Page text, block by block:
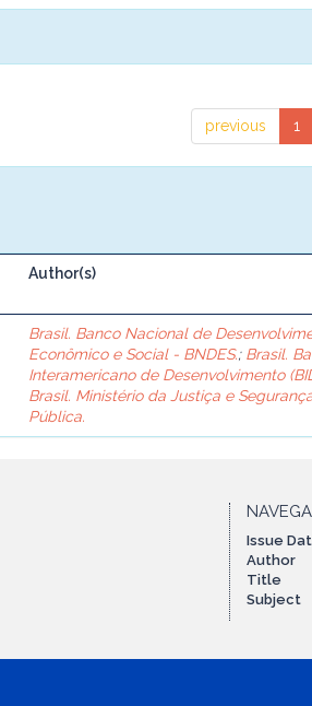
previous 1
Author(s)
Brasil. Banco Nacional de
Econômico e Social - BNDES.; Brasil.
Interamericano de Desenvolvimento
Brasil. Ministério da Justiça e
Pública.
Issue
Author
Title
Subject